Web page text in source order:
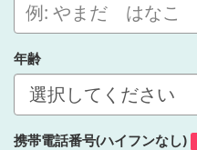
年齢
携帯電話番号(ハイフンなし)